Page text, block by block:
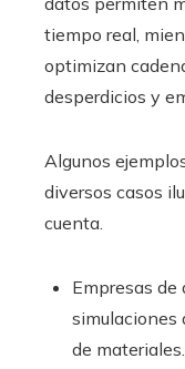
tiempo real,
optimizan
desperdicios y
Algunos
diversos casos
cuenta.
Empresas
simulaciones
de materiales.